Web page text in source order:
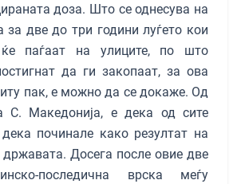
доза. Што се однесува на
две до три години луѓето кои
паѓаат на улиците, по што
да ги закопаат, за ова
пак, е можно да се докаже. Од
Македонија, е дека од сите
починале како резултат на
Досега после овие две
последична врска меѓу